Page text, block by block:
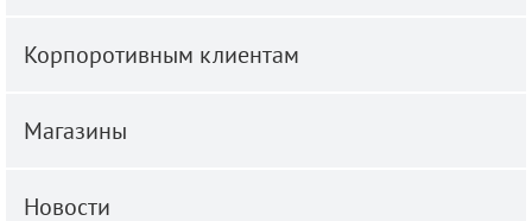
Корпоротивным клиентам
Магазины
Новости